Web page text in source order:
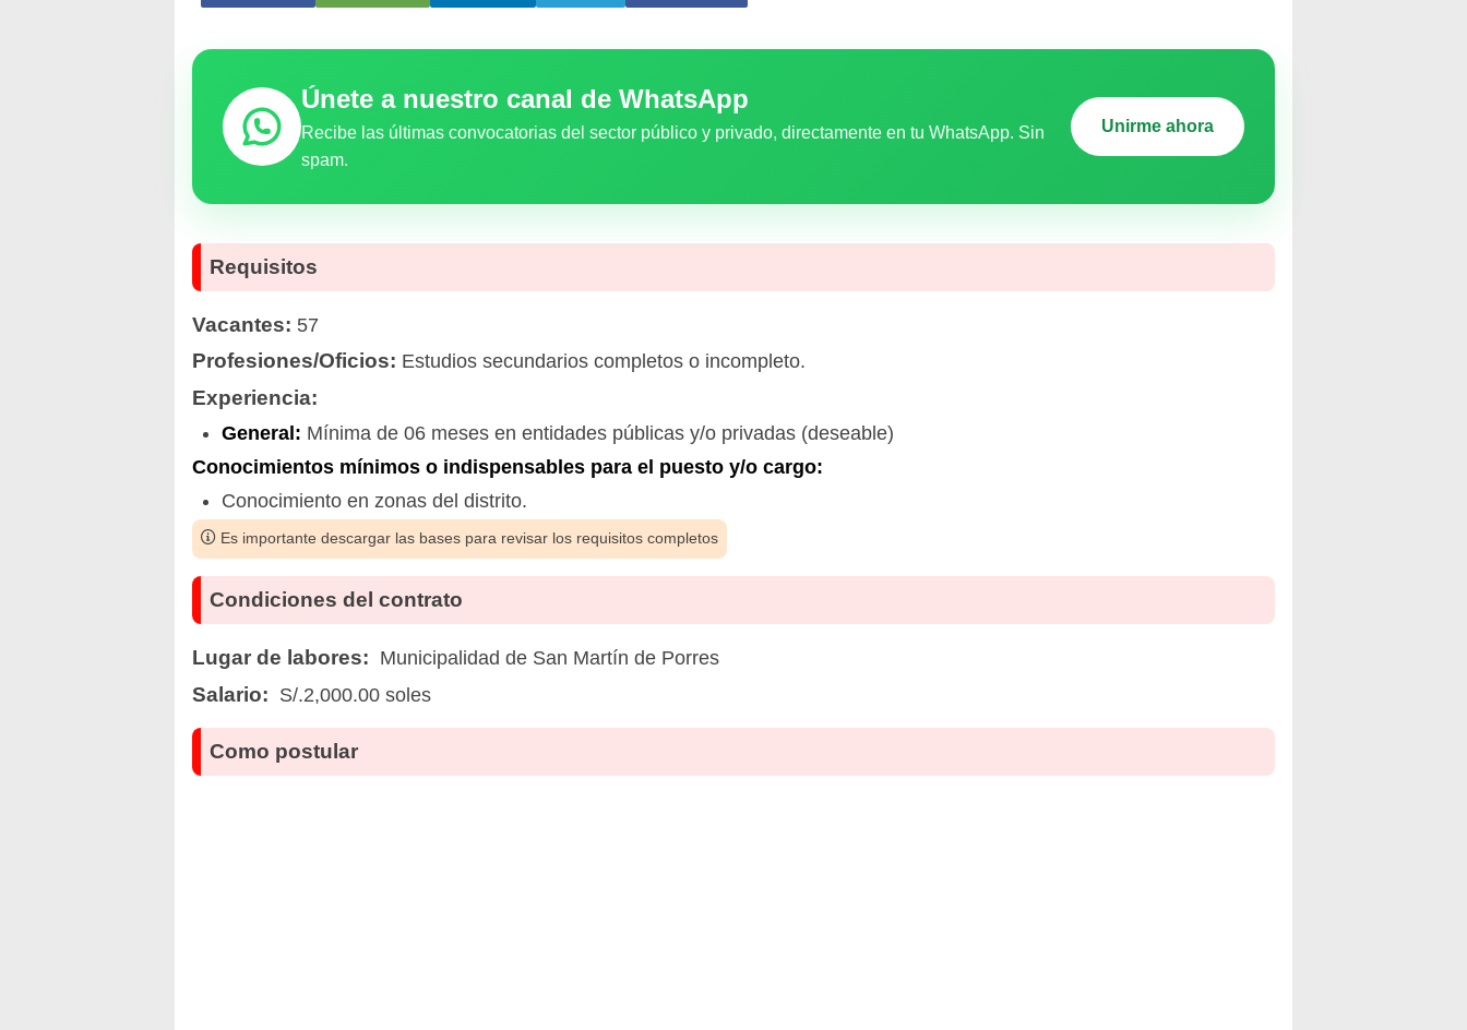
Únete a nuestro canal de WhatsApp
Recibe las últimas convocatorias del sector público y privado, directamente en tu WhatsApp. Sin
spam.
Unirme ahora
Requisitos
Vacantes: 57
Profesiones/Oficios: Estudios secundarios completos o incompleto.
Experiencia:
General: Mínima de 06 meses en entidades públicas y/o privadas (deseable)
Conocimientos mínimos o indispensables para el puesto y/o cargo:
Conocimiento en zonas del distrito.
Es importante descargar las bases para revisar los requisitos completos
Condiciones del contrato
Lugar de labores: Municipalidad de San Martín de Porres
Salario: S/.2,000.00 soles
Como postular